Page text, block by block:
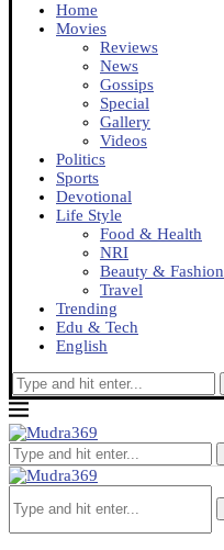
Home
Movies
Reviews
News
Gossips
Special
Gallery
Videos
Politics
Sports
Devotional
Life Style
Food & Health
NRI
Beauty & Fashion
Travel
Trending
Edu & Tech
English